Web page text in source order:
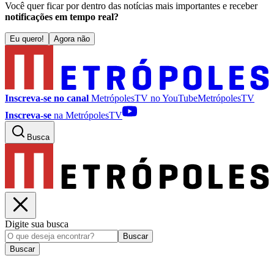
Você quer ficar por dentro das notícias mais importantes e receber
notificações em tempo real?
Eu quero! Agora não
Inscreva-se no canal MetrópolesTV noYouTubeMetrópolesTV
Inscreva-se na MetrópolesTV
Busca
Digite sua busca
Buscar
Buscar